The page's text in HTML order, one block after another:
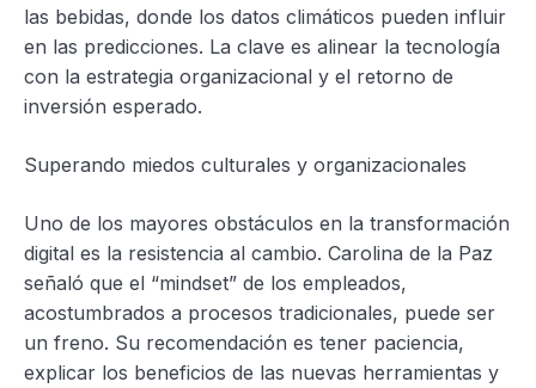
las bebidas, donde los datos climáticos pueden influir
en las predicciones. La clave es alinear la tecnología
con la estrategia organizacional y el retorno de
inversión esperado.
Superando miedos culturales y organizacionales
Uno de los mayores obstáculos en la transformación
digital es la resistencia al cambio. Carolina de la Paz
señaló que el “mindset” de los empleados,
acostumbrados a procesos tradicionales, puede ser
un freno. Su recomendación es tener paciencia,
explicar los beneficios de las nuevas herramientas y